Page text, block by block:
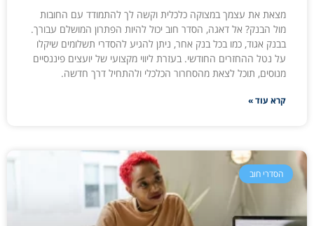
מצאת את עצמך במצוקה כלכלית וקשה לך להתמודד עם החובות
מול הבנק? אל דאגה, הסדר חוב יכול להיות הפתרון המושלם עבורך.
בבנק אגוד, כמו בכל בנק אחר, ניתן להגיע להסדרי תשלומים שיקלו
על נטל ההחזרים החודשי. בעזרת ליווי מקצועי של יועצים פיננסיים
מנוסים, תוכל לצאת מהסחרור הכלכלי ולהתחיל דרך חדשה.
קרא עוד »
הסדרי חוב